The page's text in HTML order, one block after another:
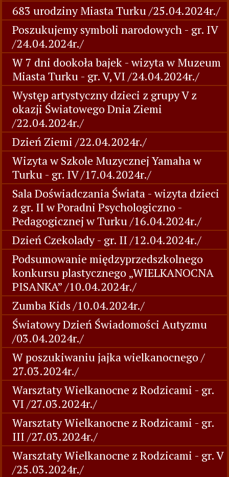
683 urodziny Miasta Turku /25.04.2024r./
Poszukujemy symboli narodowych - gr. IV
/24.04.2024r./
W 7 dni dookoła bajek - wizyta w Muzeum
Miasta Turku - gr. V, VI /24.04.2024r./
Występ artystyczny dzieci z grupy V z
okazji Światowego Dnia Ziemi
/22.04.2024r./
Dzień Ziemi /22.04.2024r./
Wizyta w Szkole Muzycznej Yamaha w
Turku - gr. IV /17.04.2024r./
Sala Doświadczania Świata - wizyta dzieci
z gr. II w Poradni Psychologiczno -
Pedagogicznej w Turku /16.04.2024r./
Dzień Czekolady - gr. II /12.04.2024r./
Podsumowanie międzyprzedszkolnego
konkursu plastycznego „WIELKANOCNA
PISANKA” /10.04.2024r./
Zumba Kids /10.04.2024r./
Światowy Dzień Świadomości Autyzmu
/03.04.2024r./
W poszukiwaniu jajka wielkanocnego /
27.03.2024r./
Warsztaty Wielkanocne z Rodzicami - gr.
VI /27.03.2024r./
Warsztaty Wielkanocne z Rodzicami - gr.
III /27.03.2024r./
Warsztaty Wielkanocne z Rodzicami - gr. V
/25.03.2024r./